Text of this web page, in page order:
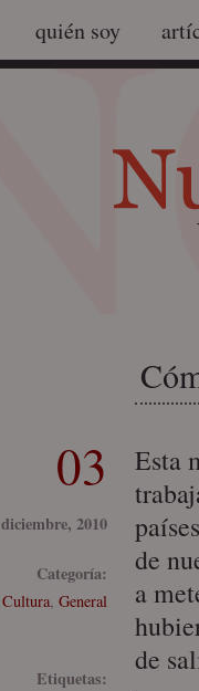
quién soy
03
diciembre, 2010
Categoría:
Cultura, General
Etiquetas:
Esta
de
a
de